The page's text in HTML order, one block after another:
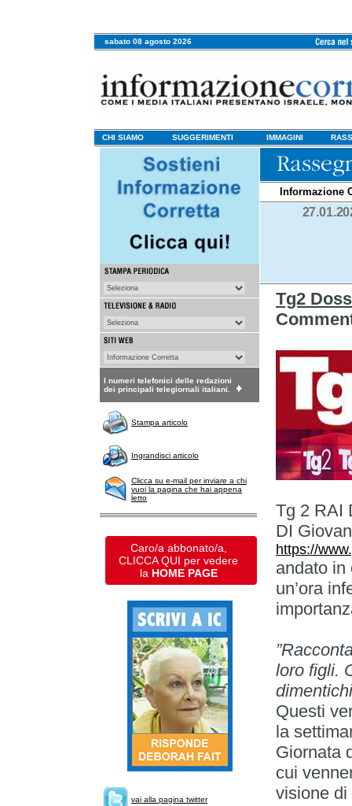
sabato 08 agosto 2026
CHI SIAMO SUGGERIMENTI IMMAGINI
I numeri telefonici delle redazioni
dei principali telegiornali italiani.
Stampa articolo
Ingrandisci articolo
Clicca su e-mail per inviare a chi
vuoi la pagina che hai appena
letto
Caro/a abbonato/a,
CLICCA QUI per vedere
la HOME PAGE
vai alla pagina twitter
Informazione
Tg2
Tg 2 RAI
DI
https://
andato in
un’ora
loro figli.
Questi
la
Giornata
cui
visione di